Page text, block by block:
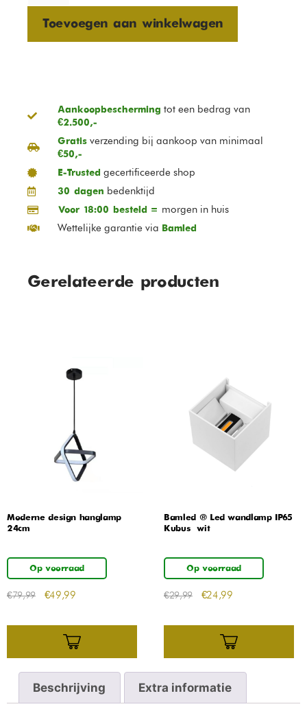
Toevoegen aan winkelwagen
Aankoopbescherming tot een bedrag van
€2.500,-
Gratisverzending bij aankoop van minimaal
€50,-
E-Trusted gecertificeerde shop
30 dagen bedenktijd
Voor 18:00 besteld = morgen in huis
Wettelijke garantie via Bamled
Gerelateerde producten
Moderne design hanglamp
24cm
Op voorraad
€79,99 €49,99
Bamled ® Led wandlamp IP65
Kubus – wit
Op voorraad
€29,99 €24,99
Beschrijving Extra informatie